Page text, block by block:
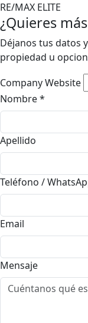
RE/MAX ELITE
¿Quieres
Déjanos tus datos
propiedad u
Company Website
Nombre*
Apellido
Teléfono /
Email
Mensaje